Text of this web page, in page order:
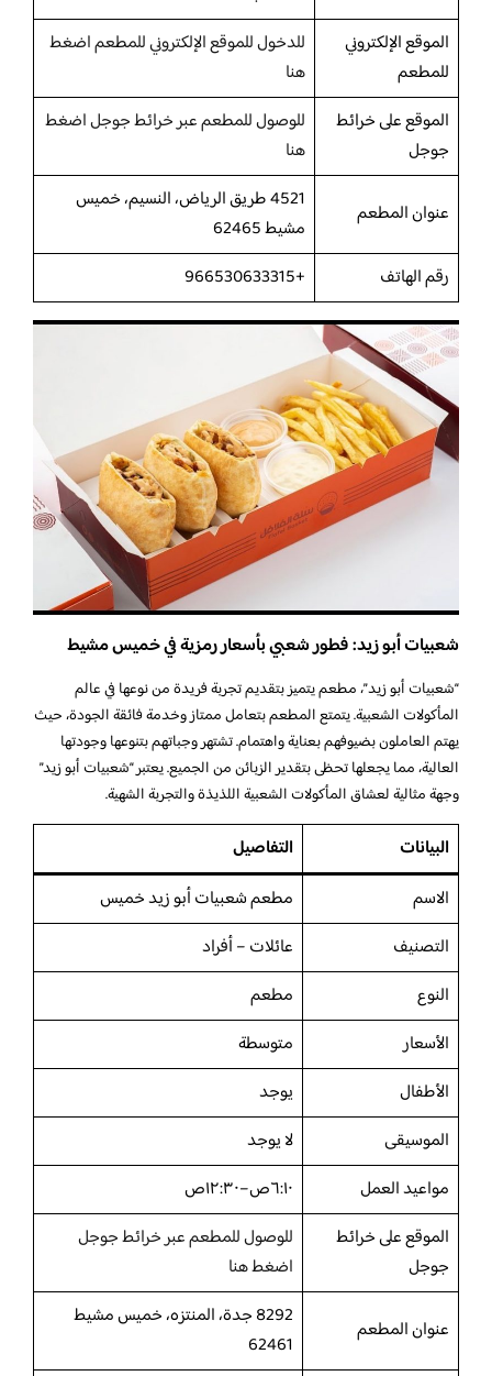
الموقع الإلكتروني
للمطعم
للدخول للموقع الإلكتروني للمطعم اضغط
هنا
الموقع على خرائط
جوجل
للوصول للمطعم عبر خرائط جوجل اضغط
هنا
عنوان المطعم
4521 طريق الرياض، النسيم، خميس
مشيط 62465
رقم الهاتف
+966530633315
شعبيات أبو زيد: فطور شعبي بأسعار رمزية في خميس مشيط
“شعبيات أبو زيد”، مطعم يتميز بتقديم تجربة فريدة من نوعها في عالم
المأكولات الشعبية. يتمتع المطعم بتعامل ممتاز وخدمة فائقة الجودة، حيث
يهتم العاملون بضيوفهم بعناية واهتمام. تشتهر وجباتهم بتنوعها وجودتها
العالية، مما يجعلها تحظى بتقدير الزبائن من الجميع. يعتبر “شعبيات أبو زيد”
وجهة مثالية لعشاق المأكولات الشعبية اللذيذة والتجربة الشهية.
البيانات
التفاصيل
الاسم
مطعم شعبيات أبو زيد خميس
التصنيف
عائلات – أفراد
النوع
مطعم
الأسعار
متوسطة
الأطفال
يوجد
الموسيقى
لا يوجد
مواعيد العمل
٦:١٠ص–١٢:٣٠ص
الموقع على خرائط
جوجل
للوصول للمطعم عبر خرائط جوجل
اضغط هنا
عنوان المطعم
8292 جدة، المنتزه، خميس مشيط
62461